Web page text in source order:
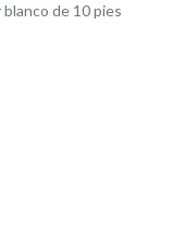
de 10 pies